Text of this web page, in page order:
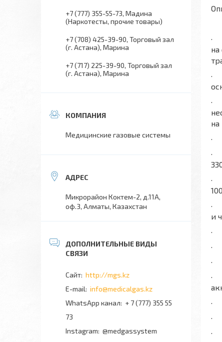
·
·
·
·
·
·
·
и
·
·
·
·
·
·
·
+7 (777) 355-55-73 Мадина
(Наркотесты, прочие товары)
+7 (708) 425-39-90 Торговый зал
(г. Астана), Марина
+7 (717) 225-39-90 Торговый зал
(г. Астана), Марина
Медицинские газовые системы
Микрорайон Коктем-2, д.11А,
оф.3, Алматы, Казахстан
http://mgs.kz
info@medicalgas.kz
WhatsApp канал
+ 7 (777) 355 55
73
Instagram @medgassystem